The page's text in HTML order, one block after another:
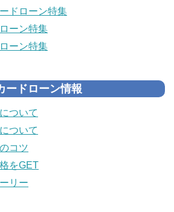
ドローン特集
ーン特集
ーン特集
ードローン情報
ついて
ついて
コツ
をGET
リー